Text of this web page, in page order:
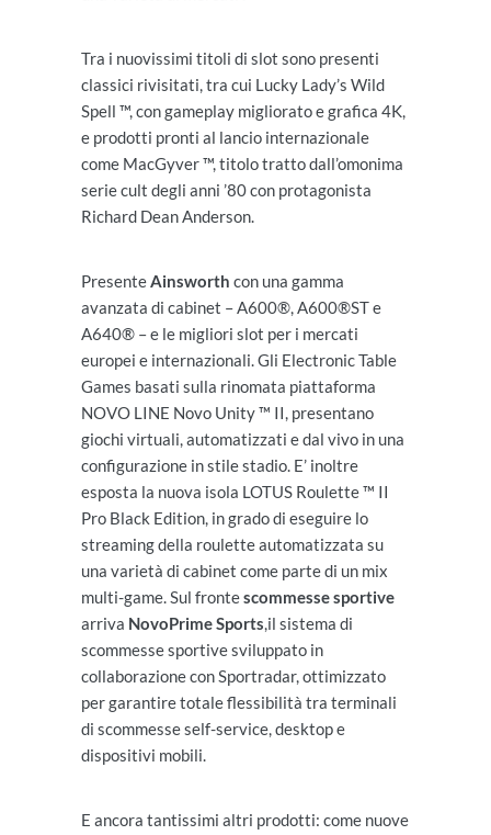
Tra i nuovissimi titoli di slot sono presenti
classici rivisitati, tra cui Lucky Lady’s Wild
Spell ™, con gameplay migliorato e grafica 4K,
e prodotti pronti al lancio internazionale
come MacGyver ™, titolo tratto dall’omonima
serie cult degli anni ’80 con protagonista
Richard Dean Anderson.
PresenteAinsworth con una gamma
avanzata di cabinet – A600®, A600®ST e
A640® – e le migliori slot per i mercati
europei e internazionali. Gli Electronic Table
Games basati sulla rinomata piattaforma
NOVO LINE Novo Unity ™ II, presentano
giochi virtuali, automatizzati e dal vivo in una
configurazione in stile stadio. E’ inoltre
esposta la nuova isola LOTUS Roulette ™ II
Pro Black Edition, in grado di eseguire lo
streaming della roulette automatizzata su
una varietà di cabinet come parte di un mix
multi-game. Sul frontescommesse sportive
arriva NovoPrime Sports,il sistema di
scommesse sportive sviluppato in
collaborazione con Sportradar, ottimizzato
per garantire totale flessibilità tra terminali
di scommesse self-service, desktop e
dispositivi mobili.
E ancora tantissimi altri prodotti: come nuove